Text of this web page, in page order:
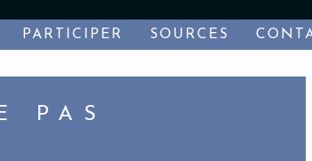
PARTICIPER SOURCES
PAS